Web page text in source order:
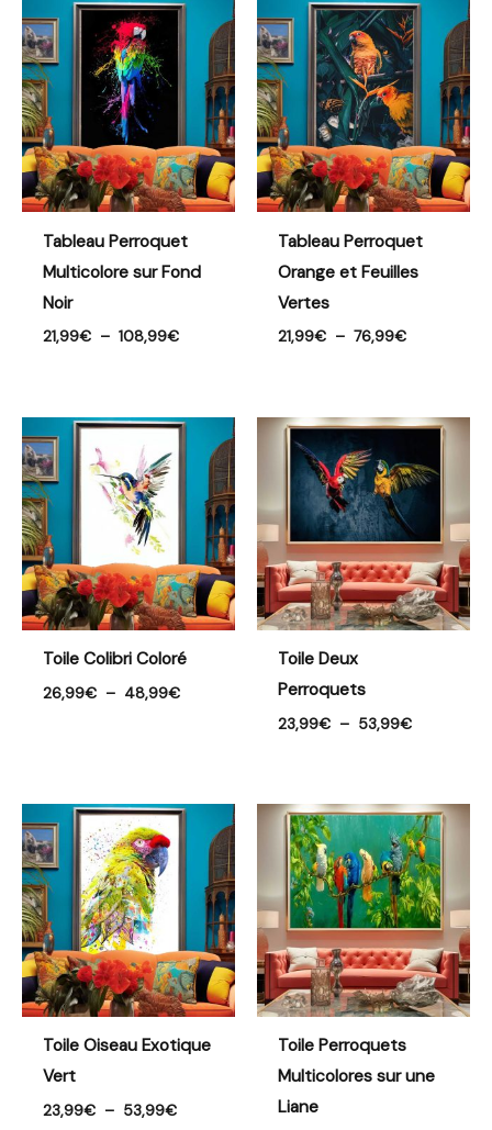
Tableau Perroquet
Multicolore sur Fond
Noir
21,99€ – 108,99€
Plage
prix :
21,99€
108,99€
Tableau Perroquet
Orange et Feuilles
Vertes
21,99€ – 76,99€
Plage
de
prix :
21,99€
à
76,99€
Toile Colibri Coloré
26,99€ – 48,99€
Plage
prix :
26,99€
48,99€
Toile Deux
Perroquets
23,99€ – 53,99€
Plage
prix :
23,99€
53,99€
Toile Oiseau Exotique
Vert
23,99€ – 53,99€
Plage
prix :
23,99€
53,99€
Toile Perroquets
Multicolores sur une
Liane
Plage
de
prix :
28,99€
à
56,99€